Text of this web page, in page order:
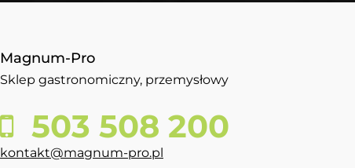
Magnum-Pro
Sklep gastronomiczny, przemysłowy
503 508 200
kontakt@magnum-pro.pl